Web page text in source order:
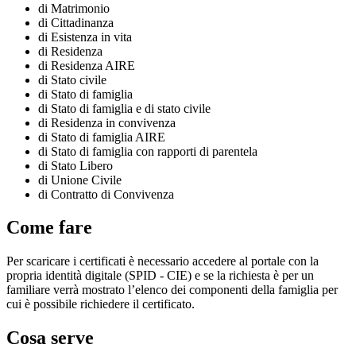
di Matrimonio
di Cittadinanza
di Esistenza in vita
di Residenza
di Residenza AIRE
di Stato civile
di Stato di famiglia
di Stato di famiglia e di stato civile
di Residenza in convivenza
di Stato di famiglia AIRE
di Stato di famiglia con rapporti di parentela
di Stato Libero
di Unione Civile
di Contratto di Convivenza
Come fare
Per scaricare i certificati è necessario accedere al portale con la
propria identità digitale (SPID - CIE) e se la richiesta è per un
familiare verrà mostrato l’elenco dei componenti della famiglia per
cui è possibile richiedere il certificato.
Cosa serve